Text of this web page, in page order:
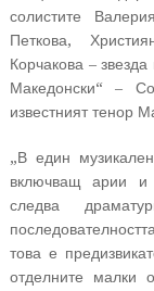
солистите
Петкова,
Корчакова –
Македонски“ –
известният тенор
„В един
включващ арии и
следва
това е
отделните малки